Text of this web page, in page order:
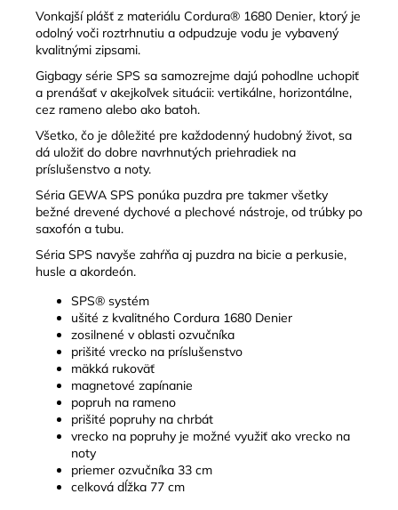
Vonkajší plášť z materiálu Cordura® 1680 Denier, ktorý je
odolný voči roztrhnutiu a odpudzuje vodu je vybavený
kvalitnými zipsami.
Gigbagy série SPS sa samozrejme dajú pohodlne uchopiť
a prenášať v akejkoľvek situácii: vertikálne, horizontálne,
cez rameno alebo ako batoh.
Všetko, čo je dôležité pre každodenný hudobný život, sa
dá uložiť do dobre navrhnutých priehradiek na
príslušenstvo a noty.
Séria GEWA SPS ponúka puzdra pre takmer všetky
bežné drevené dychové a plechové nástroje, od trúbky po
saxofón a tubu.
Séria SPS navyše zahŕňa aj puzdra na bicie a perkusie,
husle a akordeón.
SPS® systém
ušité z kvalitného Cordura 1680 Denier
zosilnené v oblasti ozvučníka
prišité vrecko na príslušenstvo
mäkká rukoväť
magnetové zapínanie
popruh na rameno
prišité popruhy na chrbát
vrecko na popruhy je možné využiť ako vrecko na
noty
priemer ozvučníka 33 cm
celková dĺžka 77 cm